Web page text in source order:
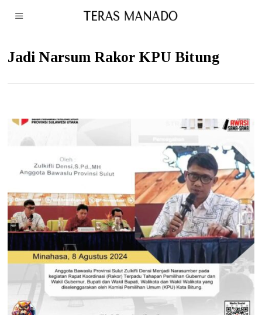
Jadi Narsum Rakor KPU Bitung